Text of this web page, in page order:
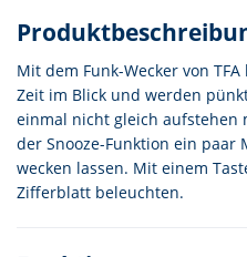
Mit dem Funk-Wecker von
Zeit im Blick und werden
einmal nicht gleich aufstehen
der Snooze-Funktion ein paar
wecken lassen. Mit einem
Zifferblatt beleuchten.